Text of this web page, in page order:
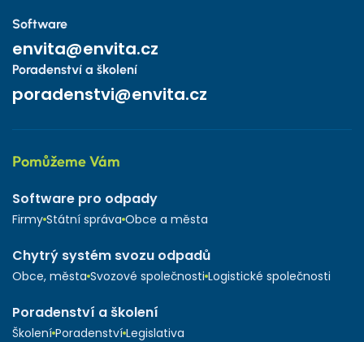
Software
envita@envita.cz
Poradenství a školení
poradenstvi@envita.cz
Pomůžeme Vám
Software pro odpady
Firmy Státní správa Obce a města
Chytrý systém svozu odpadů
Obce, města Svozové společnosti Logistické společnosti
Poradenství a školení
Školení Poradenství Legislativa